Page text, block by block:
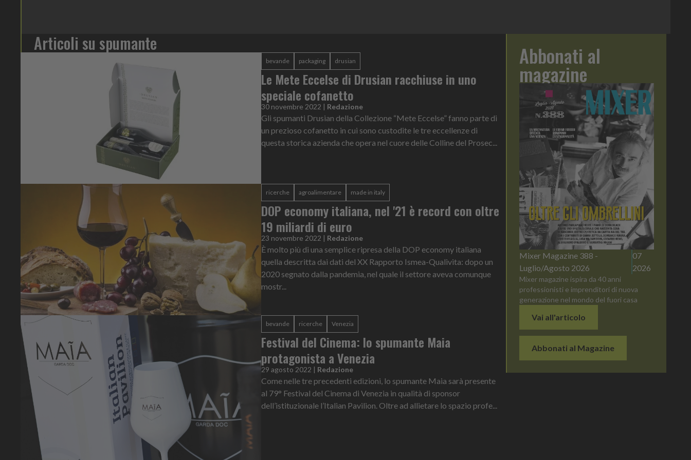
Articoli su spumante
bevande packaging drusian
Le Mete Eccelse di Drusian racchiuse in uno
speciale cofanetto
30 novembre 2022 | Redazione
Gli spumanti Drusian della Collezione “Mete Eccelse” fanno parte di
un prezioso cofanetto in cui sono custodite le tre eccellenze di
questa storica azienda che opera nel cuore delle Colline del Prosec...
ricerche agroalimentare made in italy
DOP economy italiana, nel '21 è record con oltre
19 miliardi di euro
23 novembre 2022 | Redazione
È molto più di una semplice ripresa della DOP economy italiana
quella descritta dai dati del XX Rapporto Ismea-Qualivita: dopo un
2020 segnato dalla pandemia, nel quale il settore aveva comunque
mostr...
bevande ricerche Venezia
Festival del Cinema: lo spumante Maia
protagonista a Venezia
29 agosto 2022 | Redazione
Come nelle tre precedenti edizioni, lo spumante Maia sarà presente
al 79° Festival del Cinema di Venezia in qualità di sponsor
dell’istituzionale l’Italian Pavilion. Oltre ad allietare lo spazio profe...
Abbonati al
magazine
Mixer Magazine 388 -
Luglio/Agosto 2026
07
2026
Mixer magazine ispira da 40 anni
professionisti e imprenditori di nuova
generazione nel mondo del fuori casa
Vai all'articolo
Abbonati al Magazine